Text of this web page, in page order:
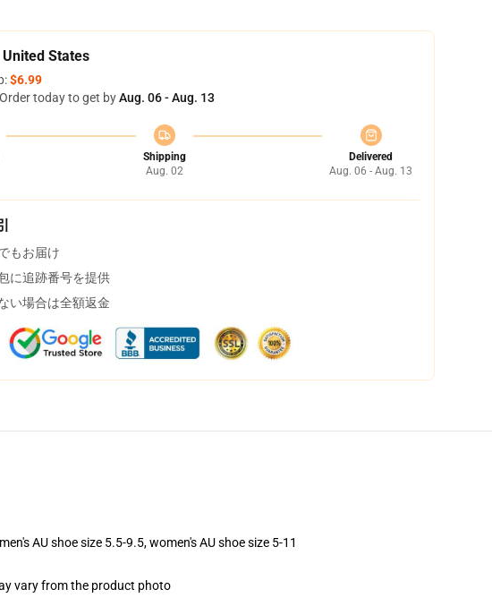
States
$6.99
today to get byAug. 06 - Aug. 13
Shipping
Aug. 02
Delivered
Aug. 06 - Aug. 13
もお届け
に追跡番号を提供
い場合は全額返金
AU shoe size 5.5-9.5, women's AU shoe size 5-11
vary from the product photo